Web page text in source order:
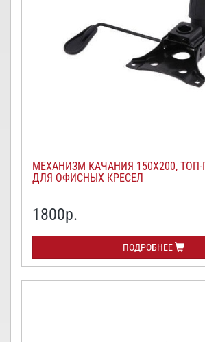
МЕХАНИЗМ КАЧАНИЯ 150Х200, ТОП-
ДЛЯ ОФИСНЫХ КРЕСЕЛ
1800р.
ПОДРОБНЕЕ